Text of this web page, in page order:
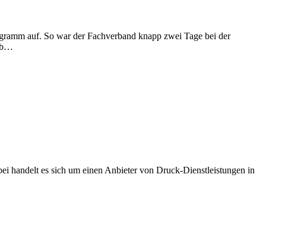
auf. So war der Fachverband knapp zwei Tage bei der
handelt es sich um einen Anbieter von Druck-Dienstleistungen in